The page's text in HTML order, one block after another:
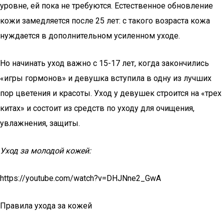
уровне, ей пока не требуются. Естественное обновление
кожи замедляется после 25 лет: с такого возраста кожа
нуждается в дополнительном усиленном уходе.
Но начинать уход важно с 15-17 лет, когда закончились
«игры гормонов» и девушка вступила в одну из лучших
пор цветения и красоты. Уход у девушек строится на «трех
китах» и состоит из средств по уходу для очищения,
увлажнения, защиты.
Уход за молодой кожей:
https://youtube.com/watch?v=DHJNne2_GwA
Правила ухода за кожей